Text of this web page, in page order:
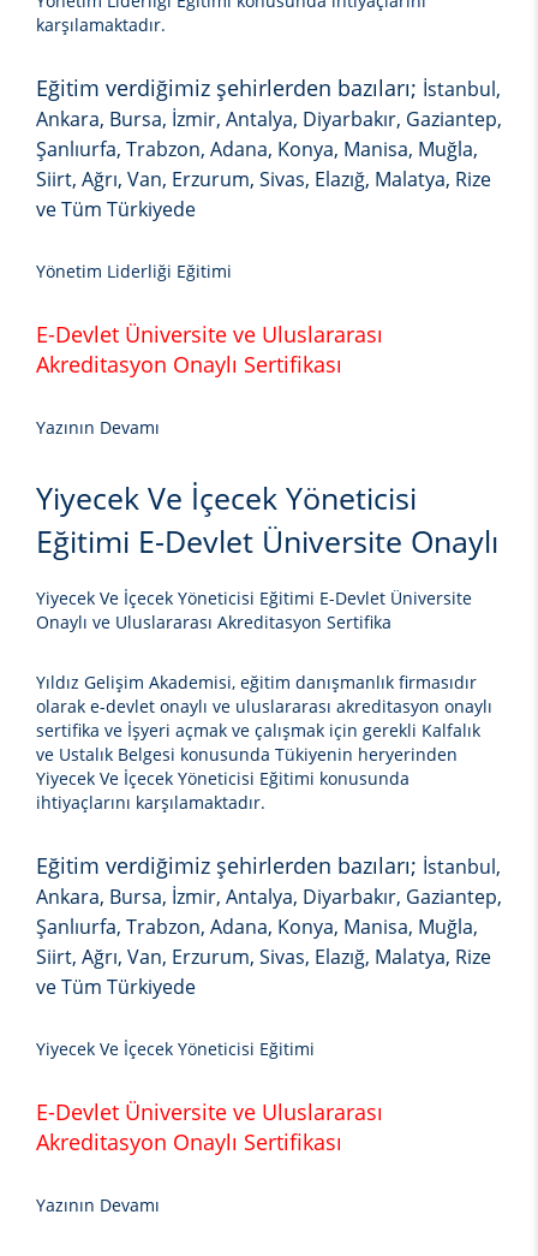
karşılamaktadır.
Eğitim verdiğimiz şehirlerden bazıları; İstanbul,
Ankara, Bursa, İzmir, Antalya, Diyarbakır, Gaziantep,
Şanlıurfa, Trabzon, Adana, Konya, Manisa, Muğla,
Siirt, Ağrı, Van, Erzurum, Sivas, Elazığ, Malatya, Rize
ve Tüm Türkiyede
Yönetim Liderliği Eğitimi
E-Devlet Üniversite ve Uluslararası
Akreditasyon Onaylı Sertifikası
Yazının Devamı
Yiyecek Ve İçecek Yöneticisi
Eğitimi E-Devlet Üniversite Onaylı
Yiyecek Ve İçecek Yöneticisi Eğitimi E-Devlet Üniversite
Onaylı ve Uluslararası Akreditasyon Sertifika
Yıldız Gelişim Akademisi, eğitim danışmanlık firmasıdır
olarak e-devlet onaylı ve uluslararası akreditasyon onaylı
sertifika ve İşyeri açmak ve çalışmak için gerekli Kalfalık
ve Ustalık Belgesi konusunda Tükiyenin heryerinden
Yiyecek Ve İçecek Yöneticisi Eğitimi konusunda
ihtiyaçlarını karşılamaktadır.
Eğitim verdiğimiz şehirlerden bazıları; İstanbul,
Ankara, Bursa, İzmir, Antalya, Diyarbakır, Gaziantep,
Şanlıurfa, Trabzon, Adana, Konya, Manisa, Muğla,
Siirt, Ağrı, Van, Erzurum, Sivas, Elazığ, Malatya, Rize
ve Tüm Türkiyede
Yiyecek Ve İçecek Yöneticisi Eğitimi
E-Devlet Üniversite ve Uluslararası
Akreditasyon Onaylı Sertifikası
Yazının Devamı